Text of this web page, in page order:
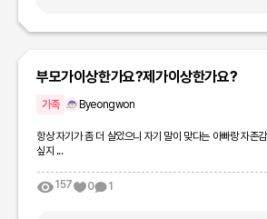
부모가이상한가요?제가이상한가요?
가족 Byeongwon
항상 자기가 좀 더 살았으니 자기 말이 맞다는 아빠랑 자존
싶지 ...
157 0 1